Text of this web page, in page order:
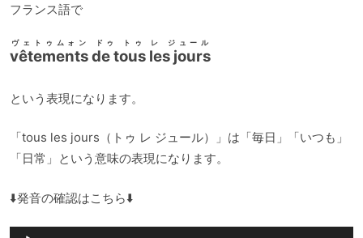
フランス語で
vêtements de tous les jours
ヴェトゥムォン ドゥ トゥ レ ジュール
という表現になります。
「tous les jours（トゥ レ ジュール）」は「毎日」「いつも」
「日常」という意味の表現になります。
⬇️発音の確認はこちら⬇️